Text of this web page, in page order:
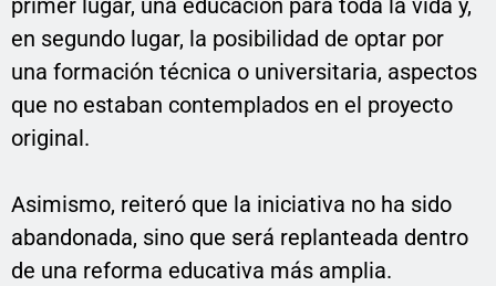
primer lugar, una educación para toda la vida y,
en segundo lugar, la posibilidad de optar por
una formación técnica o universitaria, aspectos
que no estaban contemplados en el proyecto
original.
Asimismo, reiteró que la iniciativa no ha sido
abandonada, sino que será replanteada dentro
de una reforma educativa más amplia.